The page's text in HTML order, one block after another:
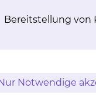
Leitender
Bereitstellung von
Notwendige